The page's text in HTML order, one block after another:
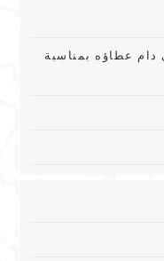
دام عطاؤه بمناسبة